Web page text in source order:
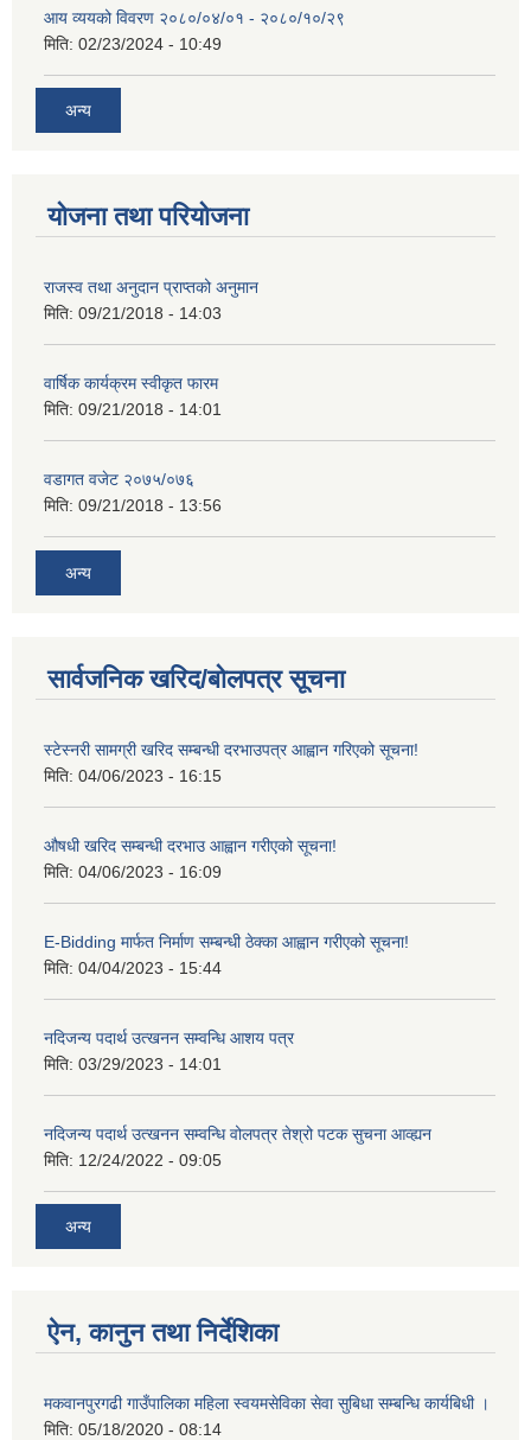
आय व्ययको विवरण २०८०/०४/०१ - २०८०/१०/२९
मिति: 02/23/2024 - 10:49
अन्य
योजना तथा परियोजना
राजस्व तथा अनुदान प्राप्तको अनुमान
मिति: 09/21/2018 - 14:03
वार्षिक कार्यक्रम स्वीकृत फारम
मिति: 09/21/2018 - 14:01
वडागत वजेट २०७५/०७६
मिति: 09/21/2018 - 13:56
अन्य
सार्वजनिक खरिद/बोलपत्र सूचना
स्टेस्नरी सामग्री खरिद सम्बन्धी दरभाउपत्र आह्वान गरिएको सूचना!
मिति: 04/06/2023 - 16:15
औषधी खरिद सम्बन्धी दरभाउ आह्वान गरीएको सूचना!
मिति: 04/06/2023 - 16:09
E-Bidding मार्फत निर्माण सम्बन्धी ठेक्का आह्वान गरीएको सूचना!
मिति: 04/04/2023 - 15:44
नदिजन्य पदार्थ उत्खनन सम्वन्धि आशय पत्र
मिति: 03/29/2023 - 14:01
नदिजन्य पदार्थ उत्खनन सम्वन्धि वोलपत्र तेश्रो पटक सुचना आव्ह्यन
मिति: 12/24/2022 - 09:05
अन्य
ऐन, कानुन तथा निर्देशिका
मकवानपुरगढी गाउँपालिका महिला स्वयमसेविका सेवा सुबिधा सम्बन्धि कार्यबिधी ।
मिति: 05/18/2020 - 08:14